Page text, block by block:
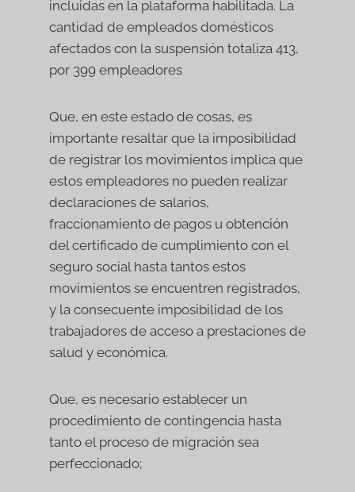
incluidas en la plataforma habilitada. La
cantidad de empleados domésticos
afectados con la suspensión totaliza 413,
por 399 empleadores
Que, en este estado de cosas, es
importante resaltar que la imposibilidad
de registrar los movimientos implica que
estos empleadores no pueden realizar
declaraciones de salarios,
fraccionamiento de pagos u obtención
del certificado de cumplimiento con el
seguro social hasta tantos estos
movimientos se encuentren registrados,
y la consecuente imposibilidad de los
trabajadores de acceso a prestaciones de
salud y económica.
Que, es necesario establecer un
procedimiento de contingencia hasta
tanto el proceso de migración sea
perfeccionado;